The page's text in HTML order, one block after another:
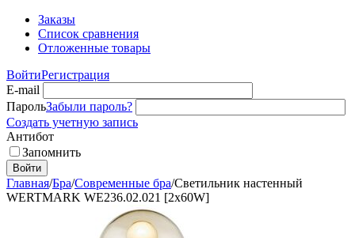
Заказы
Список сравнения
Отложенные товары
ВойтиРегистрация
E-mail
ПарольЗабыли пароль?
Создать учетную запись
Антибот
Запомнить
Войти
Главная/Бра/Современные бра/Светильник настенный
WERTMARK WE236.02.021 [2x60W]